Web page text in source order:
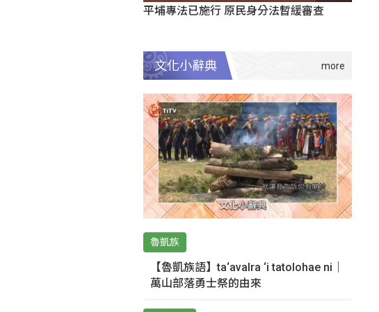
平埔專法已施行 原民身分法暫緩審查
文化小辭典
魯凱族
【魯凱族語】ta‘avalra ‘i tatolohae ni｜
萬山部落勇士祭的由來